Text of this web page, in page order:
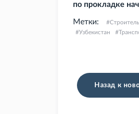
по прокладке
Метки:
Узбекистан
Назад к